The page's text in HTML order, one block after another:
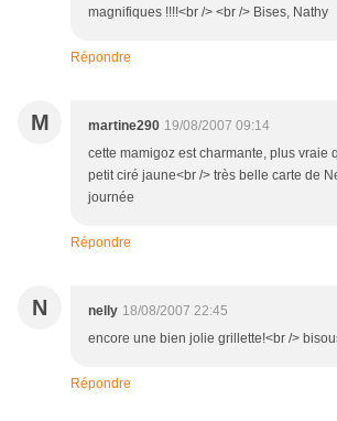
magnifiques !!!!<br /> <br /> Bises, Nathy
Répondre
M martine290 19/08/2007 09:14
cette mamigoz est charmante, plus vraie
petit ciré jaune<br /> très belle carte de
journée
Répondre
N nelly 18/08/2007 22:45
encore une bien jolie grillette!<br />
Répondre